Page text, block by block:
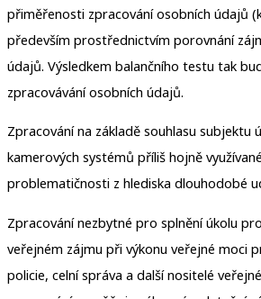
přiměřenosti zpracování osobních údajů
především prostřednictvím porovnání
údajů. Výsledkem balančního testu tak
zpracovávání osobních údajů.
Zpracování na základě souhlasu subjektu
kamerových systémů příliš hojně
problematičnosti z hlediska dlouhodobé
Zpracování nezbytné pro splnění úkolu
veřejném zájmu při výkonu veřejné moci
policie, celní správa a další nositelé